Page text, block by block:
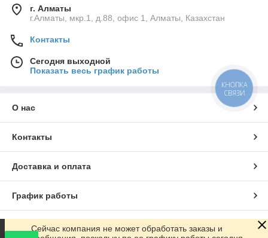
г. Алматы
г.Алматы, мкр.1, д.88, офис 1, Алматы, Казахстан
Контакты
Сегодня выходной
Показать весь график работы
О нас
Контакты
Доставка и оплата
График работы
Полная версия сайта
Сейчас компания не может обработать заказы и
КНОПКА
СВЯЗИ